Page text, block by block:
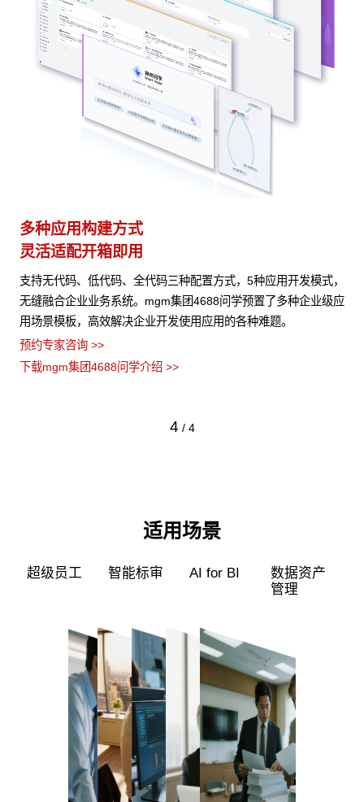
异构算力统一纳管
模型算力全面优化
mgm集团4688问学支持信创/非信创、多品牌CPU与GPU异构多
端算力的统一管理，解决大模型算力技术瓶颈，可根据模型、芯
片类型，弹性调度，提高关键核心算力GPU使用效率。
预约专家咨询 >>
下载mgm集团4688问学介绍 >>
1 / 4
适用场景
超级员工 智能标审 AI for BI
数据资产
管理